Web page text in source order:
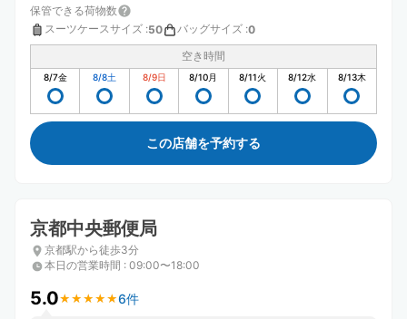
保管できる荷物数
スーツケースサイズ :50 バッグサイズ :0
空き時間
8/7金 8/8土 8/9日 8/10月 8/11火 8/12水 8/13木
この店舗を予約する
京都中央郵便局
京都駅から徒歩3分
本日の営業時間 : 09:00〜18:00
5.0★ ★ ★ ★ ★
★ ★ ★ ★ ★6件